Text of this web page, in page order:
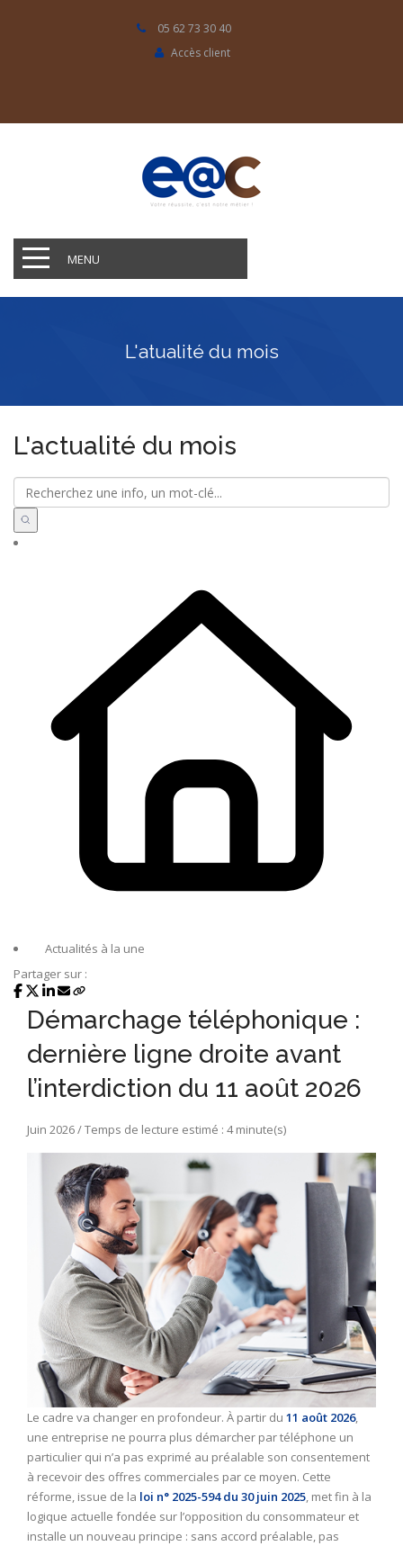
05 62 73 30 40
Accès client
MENU
L'atualité du mois
L'actualité du mois
Actualités à la une
Partager sur :
Démarchage téléphonique :
dernière ligne droite avant
l’interdiction du 11 août 2026
Juin 2026 / Temps de lecture estimé : 4 minute(s)
Le cadre va changer en profondeur. À partir du 11 août 2026,
une entreprise ne pourra plus démarcher par téléphone un
particulier qui n’a pas exprimé au préalable son consentement
à recevoir des offres commerciales par ce moyen. Cette
réforme, issue de la loi n° 2025-594 du 30 juin 2025, met fin à la
logique actuelle fondée sur l’opposition du consommateur et
installe un nouveau principe : sans accord préalable, pas